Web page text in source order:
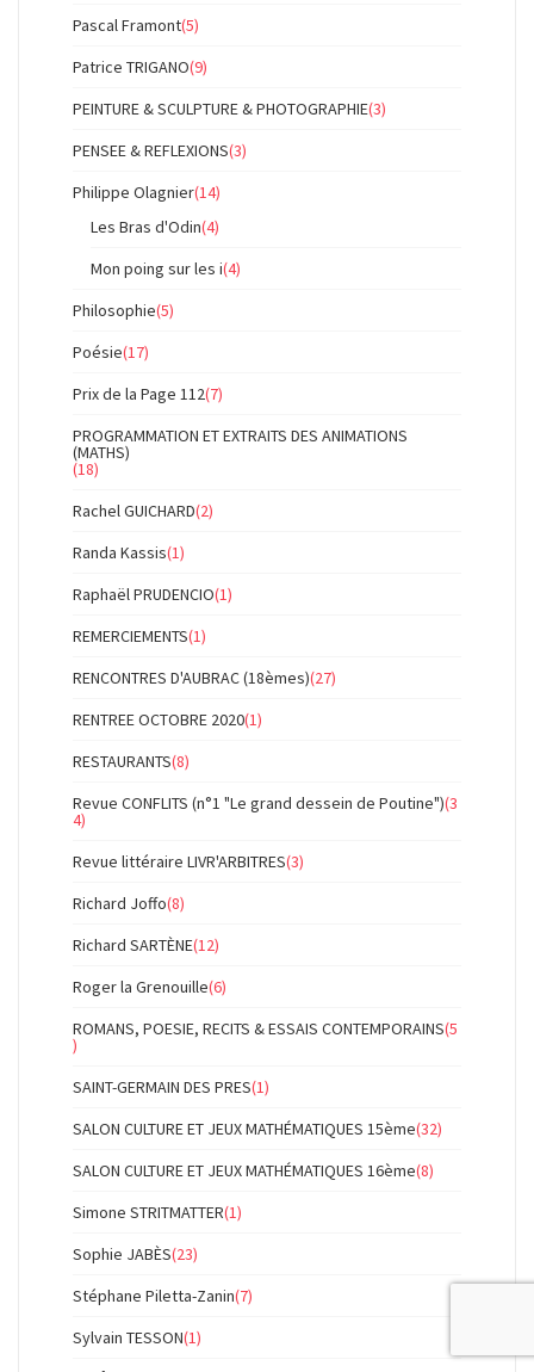
Pascal Framont(5)
Patrice TRIGANO(9)
PEINTURE & SCULPTURE & PHOTOGRAPHIE(3)
PENSEE & REFLEXIONS(3)
Philippe Olagnier(14)
Les Bras d'Odin(4)
Mon poing sur les i(4)
Philosophie(5)
Poésie(17)
Prix de la Page 112(7)
PROGRAMMATION ET EXTRAITS DES ANIMATIONS
(MATHS)
(18)
Rachel GUICHARD(2)
Randa Kassis(1)
Raphaël PRUDENCIO(1)
REMERCIEMENTS(1)
RENCONTRES D'AUBRAC (18èmes)(27)
RENTREE OCTOBRE 2020(1)
RESTAURANTS(8)
Revue CONFLITS (n°1 "Le grand dessein de Poutine")(3
4)
Revue littéraire LIVR'ARBITRES(3)
Richard Joffo(8)
Richard SARTÈNE(12)
Roger la Grenouille(6)
ROMANS, POESIE, RECITS & ESSAIS CONTEMPORAINS(5
)
SAINT-GERMAIN DES PRES(1)
SALON CULTURE ET JEUX MATHÉMATIQUES 15ème(32)
SALON CULTURE ET JEUX MATHÉMATIQUES 16ème(8)
Simone STRITMATTER(1)
Sophie JABÈS(23)
Stéphane Piletta-Zanin(7)
Sylvain TESSON(1)